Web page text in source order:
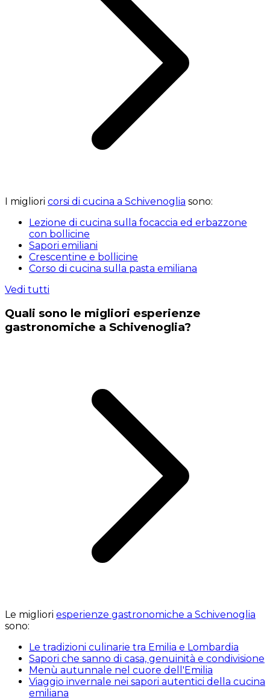
I migliori corsi di cucina a Schivenoglia sono:
Lezione di cucina sulla focaccia ed erbazzone
con bollicine
Sapori emiliani
Crescentine e bollicine
Corso di cucina sulla pasta emiliana
Vedi tutti
Quali sono le migliori esperienze
gastronomiche a Schivenoglia?
Le migliori esperienze gastronomiche a Schivenoglia
sono:
Le tradizioni culinarie tra Emilia e Lombardia
Sapori che sanno di casa, genuinità e condivisione
Menù autunnale nel cuore dell'Emilia
Viaggio invernale nei sapori autentici della cucina
emiliana